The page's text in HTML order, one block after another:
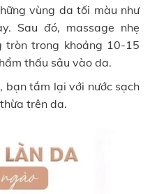
vùng da tối màu như
Sau đó, massage nhẹ
tròn trong khoảng 10-15
thấu sâu vào da.
bạn tắm lại với nước sạch
trên da.